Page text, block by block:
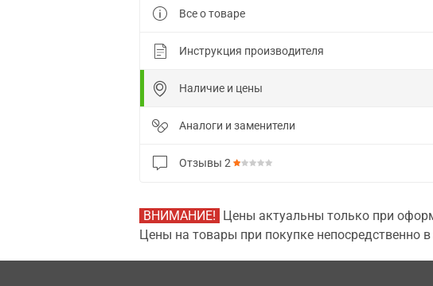
Все о товаре
Инструкция производителя
Наличие и цены
Аналоги и заменители
Отзывы 2
ВНИМАНИЕ! Цены актуальны только при
Цены на товары при покупке непосредственно